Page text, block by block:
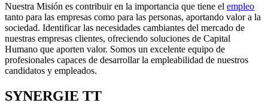
Nuestra Misión es contribuir en la importancia que tiene el empleo
tanto para las empresas como para las personas, aportando valor a la
sociedad. Identificar las necesidades cambiantes del mercado de
nuestras empresas clientes, ofreciendo soluciones de Capital
Humano que aporten valor. Somos un excelente equipo de
profesionales capaces de desarrollar la empleabilidad de nuestros
candidatos y empleados.
SYNERGIE TT